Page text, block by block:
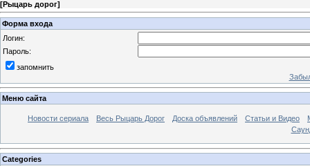
[Рыцарь дорог]
Форма входа
Логин:
Пароль:
запомнить
Меню сайта
Новости сериала Весь Рыцарь Дорог Доска объявлений Статьи и Видео
Categories